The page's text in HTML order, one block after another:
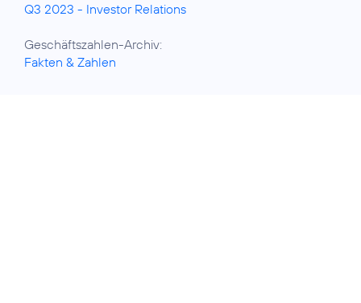
Q3 2023 - Investor Relations
Fakten & Zahlen